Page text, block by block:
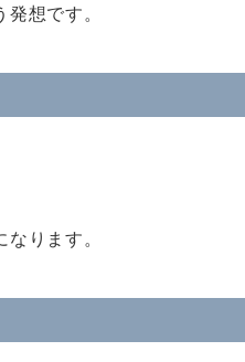
発想です。
ります。